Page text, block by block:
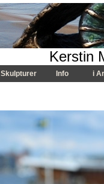
Kerstin
Skulpturer Info i